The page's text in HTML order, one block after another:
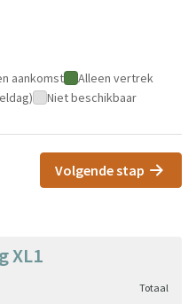
aankomst
Alleen vertrek
Niet beschikbaar
Volgende stap
XL1
Totaal